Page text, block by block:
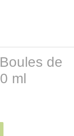
de
ml